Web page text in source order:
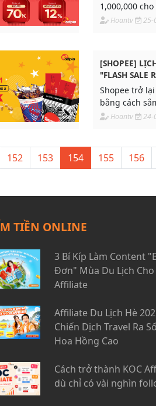
1,000,000
dụng cho 1 số
Hoantv 25-
[SHOPEE]
"FLASH SALE
Shopee trở
bằng cách
trong năm
Hoantv 24-
152 153 154 155 156
TIỀN ONLINE
3 Bí Kíp Làm Content
Đơn" Mùa Du Lịch
Affiliate
Affiliate Du Lịch Hè
Chiến Dịch Travel Ra
Hoa Hồng Cao
Cách trở thành KOC
dù chỉ có vài nghìn